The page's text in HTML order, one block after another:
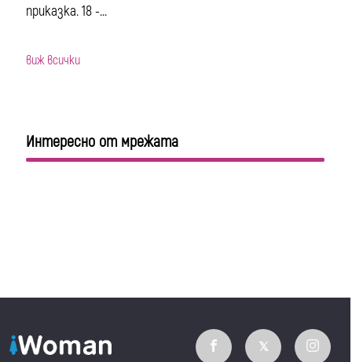
приказка. 18 -...
виж всички
Интересно от мрежата